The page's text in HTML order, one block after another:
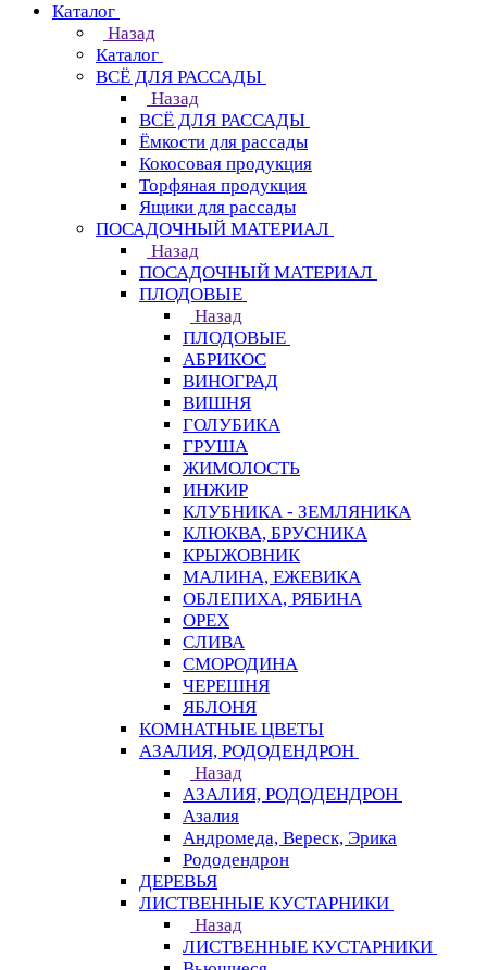
Каталог
Назад
Каталог
ВСЁ ДЛЯ РАССАДЫ
Назад
ВСЁ ДЛЯ РАССАДЫ
Ёмкости для рассады
Кокосовая продукция
Торфяная продукция
Ящики для рассады
ПОСАДОЧНЫЙ МАТЕРИАЛ
Назад
ПОСАДОЧНЫЙ МАТЕРИАЛ
ПЛОДОВЫЕ
Назад
ПЛОДОВЫЕ
АБРИКОС
ВИНОГРАД
ВИШНЯ
ГОЛУБИКА
ГРУША
ЖИМОЛОСТЬ
ИНЖИР
КЛУБНИКА - ЗЕМЛЯНИКА
КЛЮКВА, БРУСНИКА
КРЫЖОВНИК
МАЛИНА, ЕЖЕВИКА
ОБЛЕПИХА, РЯБИНА
ОРЕХ
СЛИВА
СМОРОДИНА
ЧЕРЕШНЯ
ЯБЛОНЯ
КОМНАТНЫЕ ЦВЕТЫ
АЗАЛИЯ, РОДОДЕНДРОН
Назад
АЗАЛИЯ, РОДОДЕНДРОН
Азалия
Андромеда, Вереск, Эрика
Рододендрон
ДЕРЕВЬЯ
ЛИСТВЕННЫЕ КУСТАРНИКИ
Назад
ЛИСТВЕННЫЕ КУСТАРНИКИ